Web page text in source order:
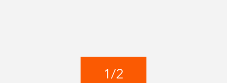
1/2